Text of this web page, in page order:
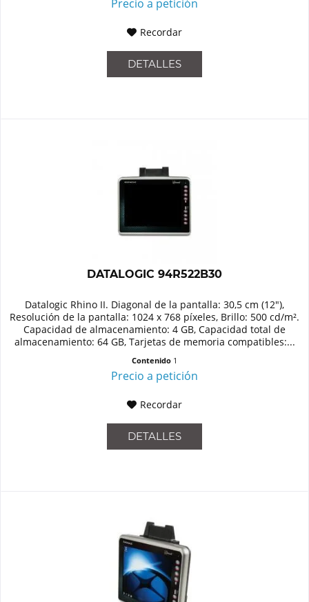
Precio a petición
Recordar
DETALLES
DATALOGIC 94R522B30
Datalogic Rhino II. Diagonal de la pantalla: 30,5 cm (12"),
Resolución de la pantalla: 1024 x 768 píxeles, Brillo: 500 cd/m².
Capacidad de almacenamiento: 4 GB, Capacidad total de
almacenamiento: 64 GB, Tarjetas de memoria compatibles:...
Contenido 1
Precio a petición
Recordar
DETALLES